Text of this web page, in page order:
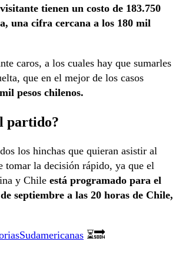
tienen un costo de 183.750
una cifra cercana a los 180 mil
caros, a los cuales hay que sumarles
que en el mejor de los casos
pesos chilenos.
partido?
los hinchas que quieran asistir al
tomar la decisión rápido, ya que el
y Chile está programado para el
septiembre a las 20 horas de Chile,
⏳🔜